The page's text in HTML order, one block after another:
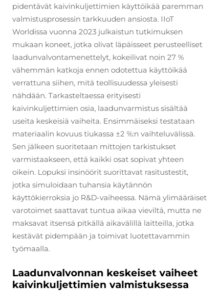
pidentävät kaivinkuljettimien käyttöikää paremman
valmistusprosessin tarkkuuden ansiosta. IIoT
Worldissa vuonna 2023 julkaistun tutkimuksen
mukaan koneet, jotka olivat läpäisseet perusteelliset
laadunvalvontamenettelyt, kokeilivat noin 27 %
vähemmän katkoja ennen odotettua käyttöikää
verrattuna siihen, mitä teollisuudessa yleisesti
nähdään. Tarkasteltaessa erityisesti
kaivinkuljettimien osia, laadunvarmistus sisältää
useita keskeisiä vaiheita. Ensimmäiseksi testataan
materiaalin kovuus tiukassa ±2 %:n vaihteluvälissä.
Sen jälkeen suoritetaan mittojen tarkistukset
varmistaakseen, että kaikki osat sopivat yhteen
oikein. Lopuksi insinöörit suorittavat rasitustestit,
jotka simuloidaan tuhansia käytännön
käyttökierroksia jo R&D-vaiheessa. Nämä ylimääräiset
varotoimet saattavat tuntua aikaa vieviltä, mutta ne
maksavat itsensä pitkällä aikavälillä laitteilla, jotka
kestävät pidempään ja toimivat luotettavammin
työmaalla.
Laadunvalvonnan keskeiset vaiheet
kaivinkuljettimien valmistuksessa